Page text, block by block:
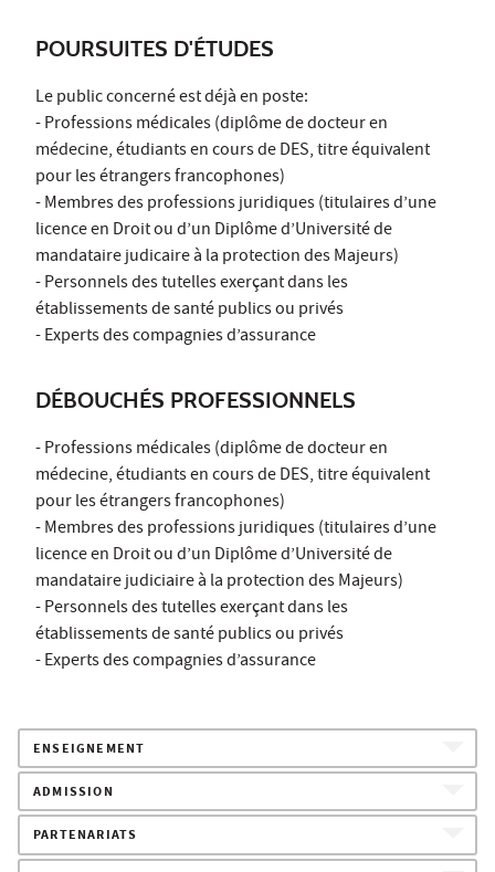
POURSUITES D'ÉTUDES
Le public concerné est déjà en poste:
- Professions médicales (diplôme de docteur en
médecine, étudiants en cours de DES, titre équivalent
pour les étrangers francophones)
- Membres des professions juridiques (titulaires d’une
licence en Droit ou d’un Diplôme d’Université de
mandataire judicaire à la protection des Majeurs)
- Personnels des tutelles exerçant dans les
établissements de santé publics ou privés
- Experts des compagnies d’assurance
DÉBOUCHÉS PROFESSIONNELS
- Professions médicales (diplôme de docteur en
médecine, étudiants en cours de DES, titre équivalent
pour les étrangers francophones)
- Membres des professions juridiques (titulaires d’une
licence en Droit ou d’un Diplôme d’Université de
mandataire judiciaire à la protection des Majeurs)
- Personnels des tutelles exerçant dans les
établissements de santé publics ou privés
- Experts des compagnies d’assurance
ENSEIGNEMENT
ADMISSION
PARTENARIATS